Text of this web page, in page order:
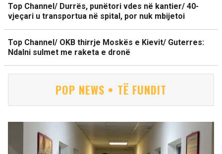
Top Channel/ Durrës, punëtori vdes në kantier/ 40-
vjeçari u transportua në spital, por nuk mbijetoi
Top Channel/ OKB thirrje Moskës e Kievit/ Guterres:
Ndalni sulmet me raketa e dronë
POP NEWS • TË FUNDIT